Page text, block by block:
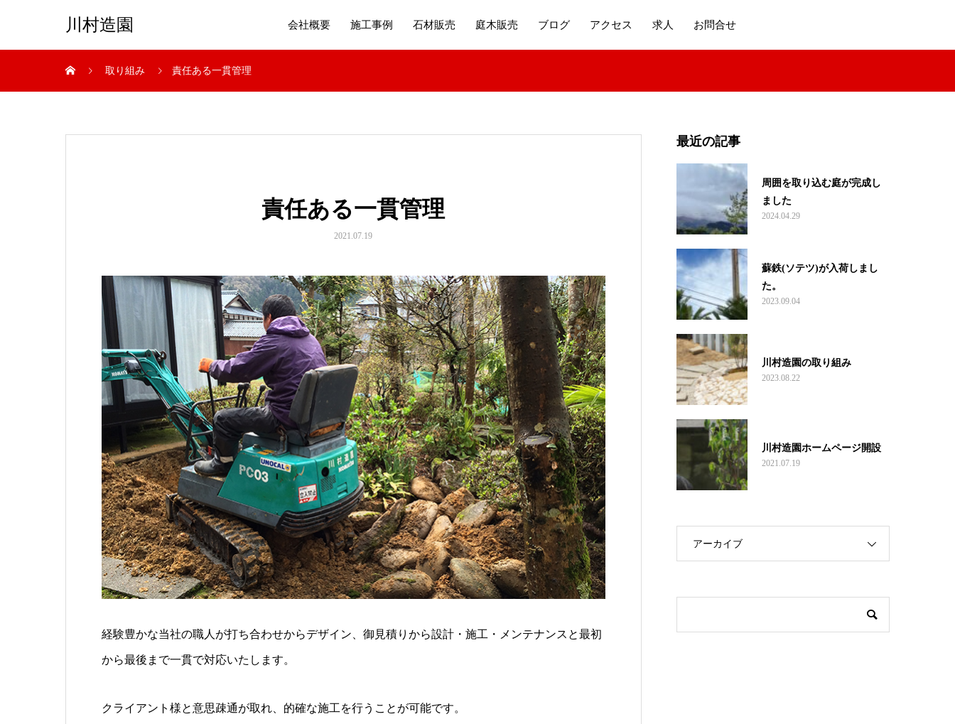
川村造園 会社概要 施工事例 石材販売 庭木販売 ブログ アクセス 求人 お問合せ
取り組み 責任ある一貫管理
責任ある一貫管理
2021.07.19
経験豊かな当社の職人が打ち合わせからデザイン、御見積りから設計・施工・メンテナンスと最初
から最後まで一貫で対応いたします。
クライアント様と意思疎通が取れ、的確な施工を行うことが可能です。
最近の記事
周囲を取り込む庭が完成し
ました
2024.04.29
蘇鉄(ソテツ)が入荷しまし
た。
2023.09.04
川村造園の取り組み
2023.08.22
川村造園ホームページ開設
2021.07.19
アーカイブ